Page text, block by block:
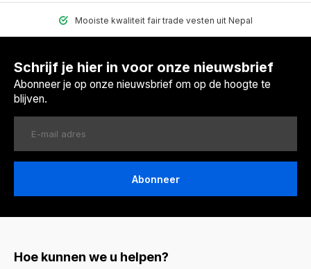
Mooiste kwaliteit fair trade vesten uit Nepal
Schrijf je hier in voor onze nieuwsbrief
Abonneer je op onze nieuwsbrief om op de hoogte te
blijven.
Abonneer
Hoe kunnen we u helpen?